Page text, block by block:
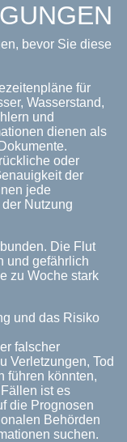
bevor Sie diese
für
Wasserstand,
und
dienen als
oder
der
jede
Nutzung
Die Flut
und gefährlich
zu Woche stark
und das Risiko
falscher
Verletzungen, Tod
führen könnten,
ist es
die Prognosen
Behörden
suchen.